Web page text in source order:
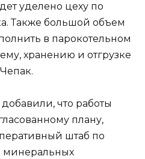
уделено цеху по
Также большой объем
в парокотельном
хранению и отгрузке
что работы
плану,
штаб по
минеральных